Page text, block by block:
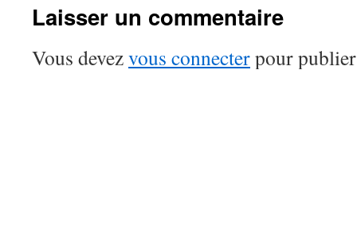
Laisser un commentaire
Vous devezvous connecterpour